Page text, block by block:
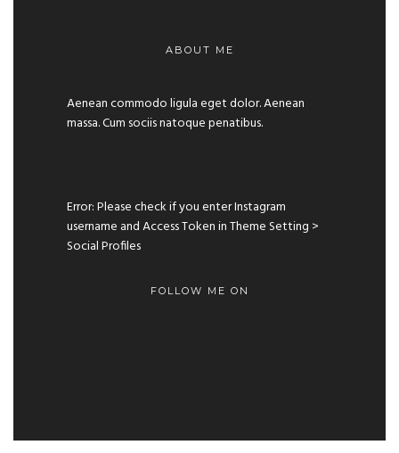
ABOUT ME
Aenean commodo ligula eget dolor. Aenean
massa. Cum sociis natoque penatibus.
Error: Please check if you enter Instagram
username and Access Token in Theme Setting >
Social Profiles
FOLLOW ME ON